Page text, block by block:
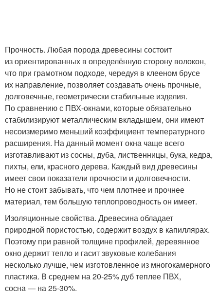
Прочность. Любая порода древесины состоит
из ориентированных в определённую сторону волокон,
что при грамотном подходе, чередуя в клееном брусе
их направление, позволяет создавать очень прочные,
долговечные, геометрически стабильные изделия.
По сравнению с ПВХ-окнами, которые обязательно
стабилизируют металлическим вкладышем, они имеют
несоизмеримо меньший коэффициент температурного
расширения. На данный момент окна чаще всего
изготавливают из сосны, дуба, лиственницы, бука, кедра,
пихты, ели, красного дерева. Каждый вид древесины
имеет свои показатели прочности и долговечности.
Но не стоит забывать, что чем плотнее и прочнее
материал, тем большую теплопроводность он имеет.
Изоляционные свойства. Древесина обладает
природной пористостью, содержит воздух в капиллярах.
Поэтому при равной толщине профилей, деревянное
окно держит тепло и гасит звуковые колебания
несколько лучше, чем изготовленное из многокамерного
пластика. В среднем на 20-25% дуб теплее ПВХ,
сосна — на 25-30%.